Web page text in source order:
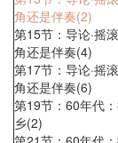
角还是伴奏(2)
第15节：导论·摇
角还是伴奏(4)
第17节：导论·摇
角还是伴奏(6)
第19节：60年代
乡(2)